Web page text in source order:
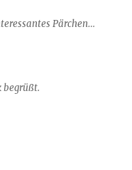
Pärchen…
begrüßt.